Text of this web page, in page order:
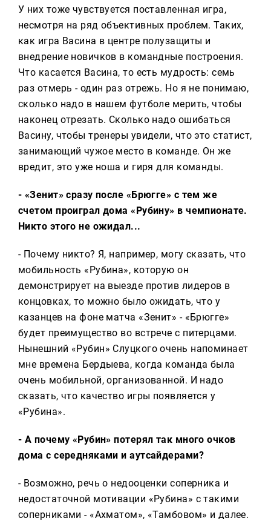
У них тоже чувствуется поставленная игра,
несмотря на ряд объективных проблем. Таких,
как игра Васина в центре полузащиты и
внедрение новичков в командные построения.
Что касается Васина, то есть мудрость: семь
раз отмерь - один раз отрежь. Но я не понимаю,
сколько надо в нашем футболе мерить, чтобы
наконец отрезать. Сколько надо ошибаться
Васину, чтобы тренеры увидели, что это статист,
занимающий чужое место в команде. Он же
вредит, это уже ноша и гиря для команды.
- «Зенит» сразу после «Брюгге» с тем же
счетом проиграл дома «Рубину» в чемпионате.
Никто этого не ожидал...
- Почему никто? Я, например, могу сказать, что
мобильность «Рубина», которую он
демонстрирует на выезде против лидеров в
концовках, то можно было ожидать, что у
казанцев на фоне матча «Зенит» - «Брюгге»
будет преимущество во встрече с питерцами.
Нынешний «Рубин» Слуцкого очень напоминает
мне времена Бердыева, когда команда была
очень мобильной, организованной. И надо
сказать, что качество игры появляется у
«Рубина».
- А почему «Рубин» потерял так много очков
дома с середняками и аутсайдерами?
- Возможно, речь о недооценки соперника и
недостаточной мотивации «Рубина» с такими
соперниками - «Ахматом», «Тамбовом» и далее.